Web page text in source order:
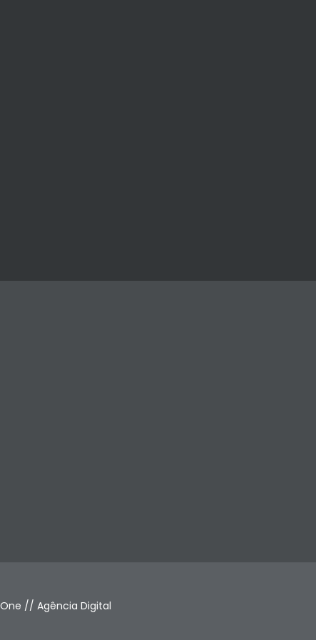
// Agência Digital